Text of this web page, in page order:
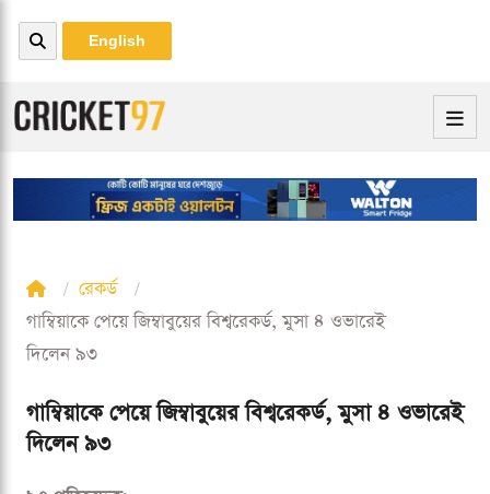
English
রেকর্ড
গাম্বিয়াকে পেয়ে জিম্বাবুয়ের বিশ্বরেকর্ড, মুসা ৪ ওভারেই
দিলেন ৯৩
গাম্বিয়াকে পেয়ে জিম্বাবুয়ের বিশ্বরেকর্ড, মুসা ৪ ওভারেই
দিলেন ৯৩